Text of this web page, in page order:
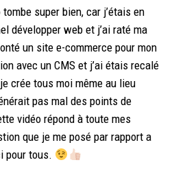
super bien, car j’étais en
développer web et j’ai raté ma
un site e-commerce pour mon
avec un CMS et j’ai étais recalé
crée tous moi même au lieu
pas mal des points de
vidéo répond à toute mes
que je me posé par rapport a
pour tous.